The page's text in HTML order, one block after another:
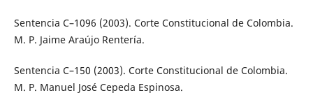
Sentencia C–1096 (2003). Corte Constitucional de Colombia.
M. P. Jaime Araújo Rentería.
Sentencia C–150 (2003). Corte Constitucional de Colombia.
M. P. Manuel José Cepeda Espinosa.